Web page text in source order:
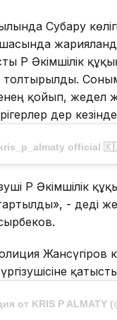
Субару
ҚР Әкімшілік
толтырылды.
қойып, жедел
дер
official
ҚР Әкімшілік
- деді
от KRIS P ALMATY